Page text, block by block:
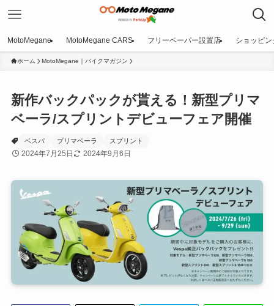
MotoMegane MotoMegane CARS フリーペーパー設置店 ショッピン
ホーム MotoMegane｜バイクマガジン
新作バックパックが貰える！新型プリマ
ベーラ/スプリントデビューフェア開催
ベスパ プリマベーラ スプリント
2024年7月25日 2024年9月6日